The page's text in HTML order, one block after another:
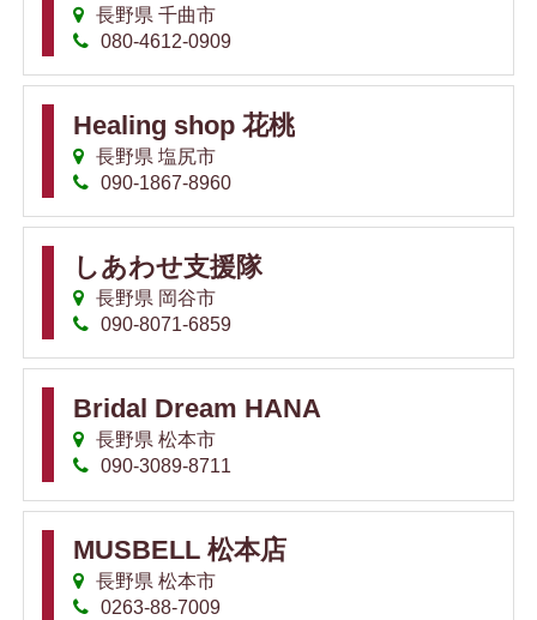
長野県 千曲市
080-4612-0909
Healing shop 花桃
長野県 塩尻市
090-1867-8960
しあわせ支援隊
長野県 岡谷市
090-8071-6859
Bridal Dream HANA
長野県 松本市
090-3089-8711
MUSBELL 松本店
長野県 松本市
0263-88-7009